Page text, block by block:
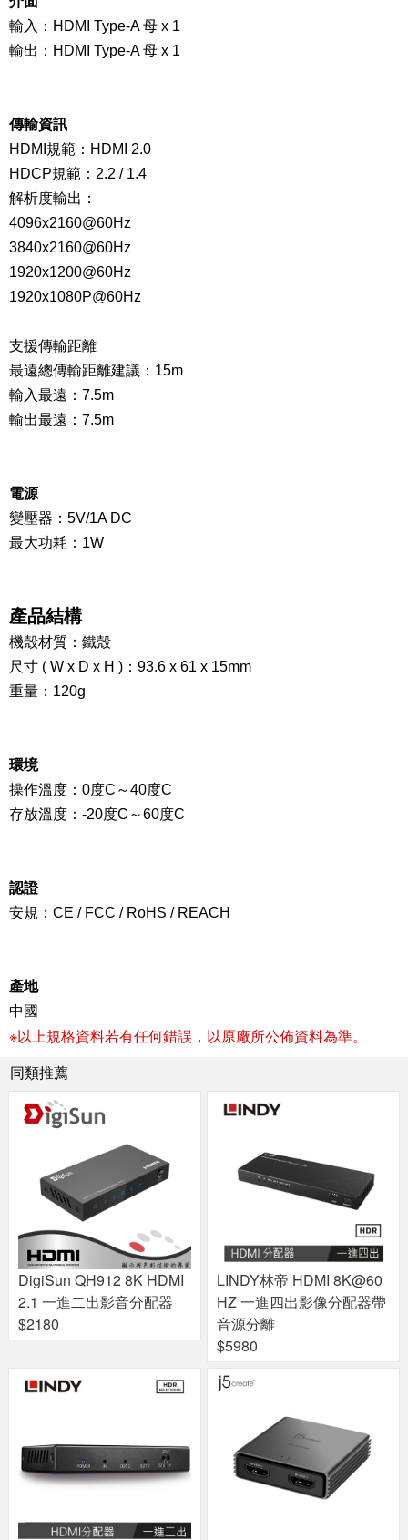
輸入： HDMI Type-A 母 x 1
輸出： HDMI Type-A 母 x 1
傳輸資訊
HDMI規範： HDMI 2.0
HDCP規範：2.2 / 1.4
解析度輸出：
4096x2160@60Hz
3840x2160@60Hz
1920x1200@60Hz
1920x1080P@60Hz
支援傳輸距離
最遠總傳輸距離建議：15m
輸入最遠：7.5m
輸出最遠：7.5m
電源
變壓器：5V/1A DC
最大功耗：1W
產品結構
機殼材質：鐵殼
尺寸 ( W x D x H )： 93.6 x 61 x 15mm
重量：120g
環境
操作溫度：0度C ～40度C
存放溫度：-20度C ～60度C
認證
安規：CE / FCC / RoHS / REACH
產地
中國
※以上規格資料若有任何錯誤，以原廠所公佈資料為準。
同類推薦
DigiSun QH912 8K HDMI
2.1 一進二出影音分配器
$2180
LINDY林帝 HDMI 8K@60
HZ 一進四出影像分配器帶
音源分離
$5980